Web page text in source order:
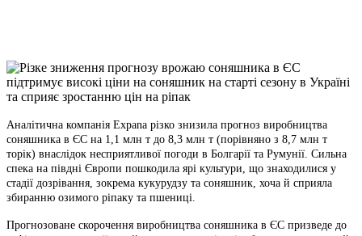
Link
Print
Аналітична компанія Expana різко знизила прогноз виробництва
соняшника в ЄС на 1,1 млн т до 8,3 млн т (порівняно з 8,7 млн т
торік) внаслідок несприятливої погоди в Болгарії та Румунії. Сильна
спека на півдні Європи пошкодила ярі культури, що знаходилися у
стадії дозрівання, зокрема кукурудзу та соняшник, хоча й сприяла
збиранню озимого ріпаку та пшениці.
Прогнозоване скорочення виробництва соняшника в ЄС призведе до